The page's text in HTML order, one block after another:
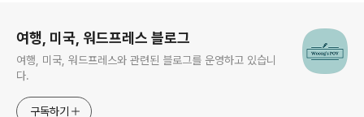
여행, 미국, 워드프레스 블로그
여행, 미국, 워드프레스와 관련된 블로그를 운영하고 있습니
다.
구독하기